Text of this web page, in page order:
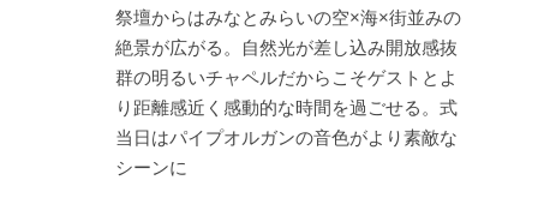
祭壇からはみなとみらいの空×海×街並みの
絶景が広がる。自然光が差し込み開放感抜
群の明るいチャペルだからこそゲストとよ
り距離感近く感動的な時間を過ごせる。式
当日はパイプオルガンの音色がより素敵な
シーンに